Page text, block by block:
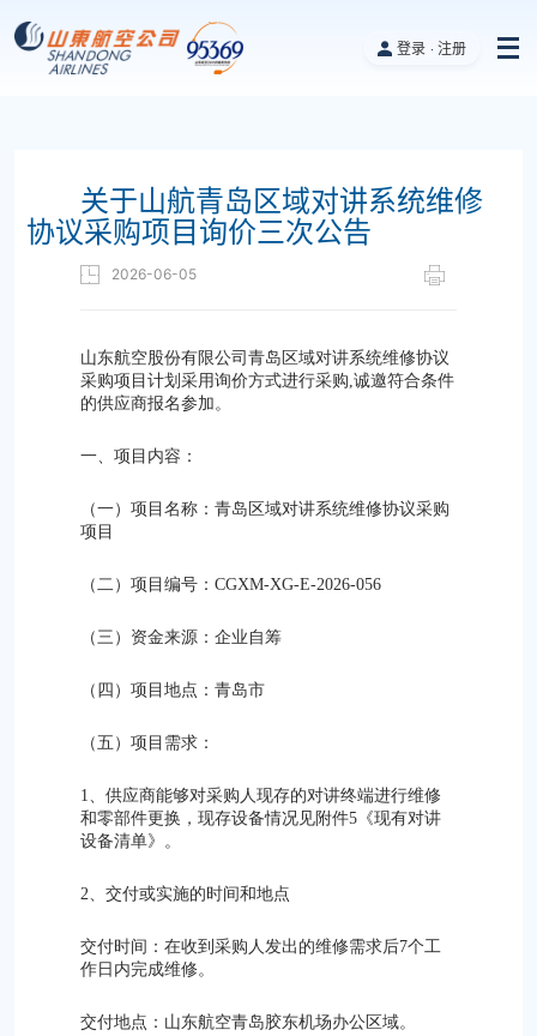
登录 注册
关于山航青岛区域对讲系统维修
协议采购项目询价三次公告
2026-06-05
山东航空股份有限公司青岛区域对讲系统维修协议
采购项目计划采用询价方式进行采购,诚邀符合条件
的供应商报名参加。
一、项目内容：
（一）项目名称：青岛区域对讲系统维修协议采购
项目
（二）项目编号：CGXM-XG-E-2026-056
（三）资金来源：企业自筹
（四）项目地点：青岛市
（五）项目需求：
1、供应商能够对采购人现存的对讲终端进行维修
和零部件更换，现存设备情况见附件5《现有对讲
设备清单》。
2、交付或实施的时间和地点
交付时间：在收到采购人发出的维修需求后7个工
作日内完成维修。
交付地点：山东航空青岛胶东机场办公区域。